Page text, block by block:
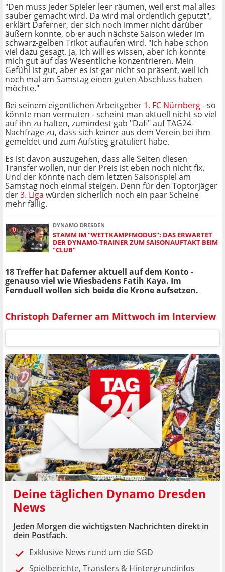
"Den muss jeder Spieler leer räumen, weil erst mal alles
sauber gemacht wird. Da wird mal ordentlich geputzt",
erklärt Daferner, der sich noch immer nicht darüber
äußern konnte, ob er auch nächste Saison wieder im
schwarz-gelben Trikot auflaufen wird. "Ich habe schon
viel dazu gesagt. Ja, ich will es wissen, aber ich konnte
mich gut auf das Wesentliche konzentrieren. Mein
Gefühl ist gut, aber es ist gar nicht so präsent, weil ich
noch mal am Samstag einen guten Abschluss haben
möchte."
Bei seinem eigentlichen Arbeitgeber 1. FC Nürnberg- so
könnte man vermuten - scheint man aktuell nicht so viel
auf ihn zu halten, zumindest gab "Dafi" auf TAG24-
Nachfrage zu, dass sich keiner aus dem Verein bei ihm
gemeldet und zum Aufstieg gratuliert habe.
Es ist davon auszugehen, dass alle Seiten diesen
Transfer wollen, nur der Preis ist eben noch nicht fix.
Und der könnte nach dem letzten Saisonspiel am
Samstag noch einmal steigen. Denn für den Toptorjäger
der3. Liga würden sicherlich noch ein paar Scheine
mehr fällig.
DYNAMO DRESDEN
STAMM IM "WETTKAMPFMODUS": DAS ERWARTET
DER DYNAMO-TRAINER ZUM SAISONAUFTAKT BEIM
"CLUB"
18 Treffer hat Daferner aktuell auf dem Konto -
genauso viel wie Wiesbadens Fatih Kaya. Im
Fernduell wollen sich beide die Krone aufsetzen.
Christoph Daferner am Mittwoch im Interview
Deine täglichen Dynamo Dresden
News
Jeden Morgen die wichtigsten Nachrichten direkt in
dein Postfach.
Exklusive News rund um die SGD
Spielberichte, Transfers & Hintergrundinfos